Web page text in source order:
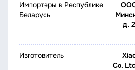
Импортеры в Республике
Беларусь
ООО
д.
Изготовитель
Co.